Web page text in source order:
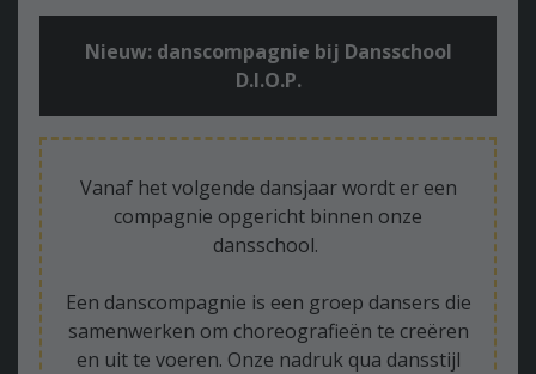
Nieuw: danscompagnie bij Dansschool
D.I.O.P.
Vanaf het volgende dansjaar wordt er een
compagnie opgericht binnen onze
dansschool.
Een danscompagnie is een groep dansers die
samenwerken om choreografieën te creëren
en uit te voeren. Onze nadruk qua dansstijl